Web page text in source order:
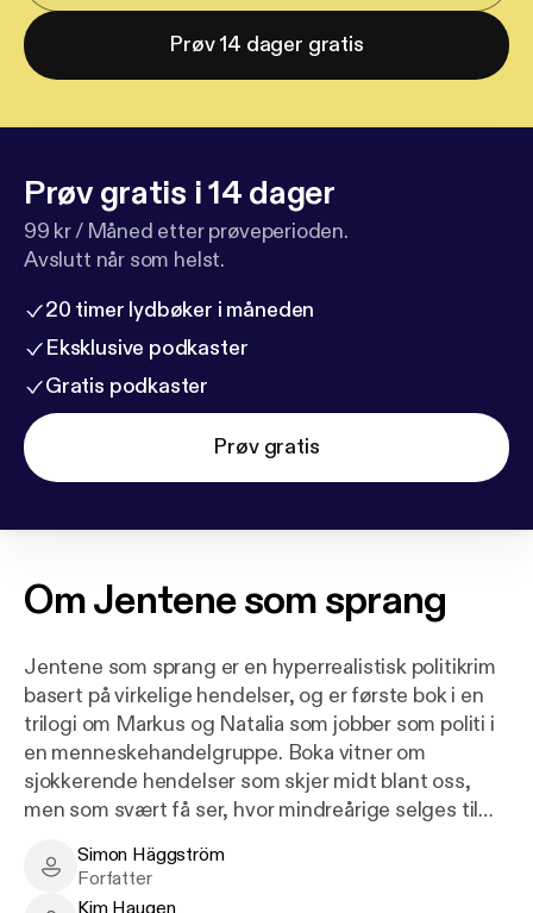
Prøv 14 dager gratis
Prøv gratis i 14 dager
99 kr / Måned etter prøveperioden.
Avslutt når som helst.
20 timer lydbøker i måneden
Eksklusive podkaster
Gratis podkaster
Prøv gratis
OmJentene som sprang
Jentene som sprang er en hyperrealistisk politikrim
basert på virkelige hendelser, og er første bok i en
trilogi om Markus og Natalia som jobber som politi i
en menneskehandelgruppe. Boka vitner om
sjokkerende hendelser som skjer midt blant oss,
men som svært få ser, hvor mindreårige selges til
tilsynelatende uskyldige dating-apper brukes til
grooming, og kan bli en inngang til elendigheten.
Simon Häggström - Author
Simon Häggström
Forfatter
Kim Haugen